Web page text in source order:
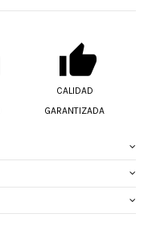
CALIDAD
GARANTIZADA